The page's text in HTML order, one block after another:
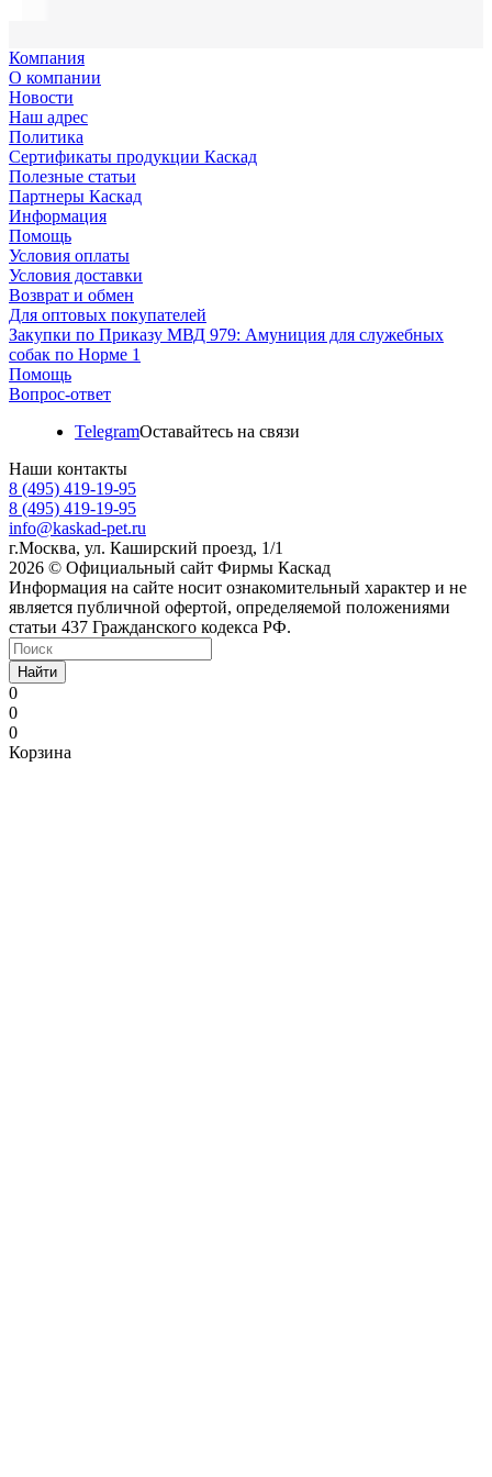
Компания
О компании
Новости
Наш адрес
Политика
Сертификаты продукции Каскад
Полезные статьи
Партнеры Каскад
Информация
Помощь
Условия оплаты
Условия доставки
Возврат и обмен
Для оптовых покупателей
Закупки по Приказу МВД 979: Амуниция для служебных
собак по Норме 1
Помощь
Вопрос-ответ
TelegramОставайтесь на связи
Наши контакты
8 (495) 419-19-95
8 (495) 419-19-95
info@kaskad-pet.ru
г.Москва, ул. Каширский проезд, 1/1
2026 © Официальный сайт Фирмы Каскад
Информация на сайте носит ознакомительный характер и не
является публичной офертой, определяемой положениями
статьи 437 Гражданского кодекса РФ.
Найти
0
0
0
Корзина